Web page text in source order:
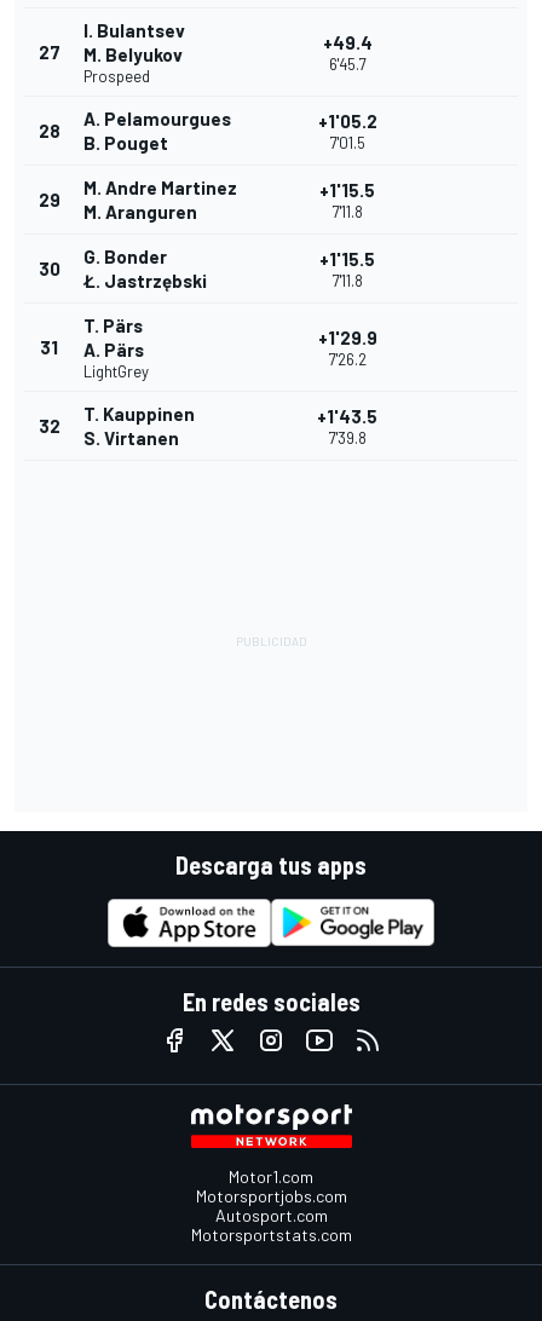
27
I. Bulantsev
M. Belyukov
Prospeed
+49.4
6'45.7
28
A. Pelamourgues
B. Pouget
+1'05.2
7'01.5
29
M. Andre Martinez
M. Aranguren
+1'15.5
7'11.8
30
G. Bonder
Ł. Jastrzębski
+1'15.5
7'11.8
31
T. Pärs
A. Pärs
LightGrey
+1'29.9
7'26.2
32
T. Kauppinen
S. Virtanen
+1'43.5
7'39.8
Descarga tus apps
En redes sociales
Motor1.com
Motorsportjobs.com
Autosport.com
Motorsportstats.com
Contáctenos